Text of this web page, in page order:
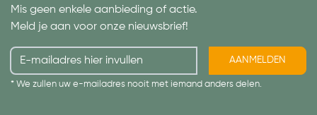
Mis geen enkele aanbieding of actie.
Meld je aan voor onze nieuwsbrief!
AANMELDEN
* We zullen uw e-mailadres nooit met iemand anders delen.